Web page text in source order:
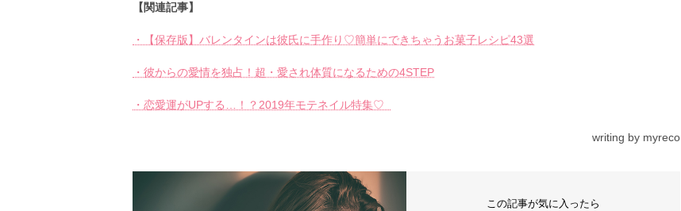
【関連記事】
・【保存版】バレンタインは彼氏に手作り♡簡単にできちゃうお菓子レシピ43選
・彼からの愛情を独占！超・愛され体質になるための4STEP
・恋愛運がUPする…！？2019年モテネイル特集♡
writing by myreco
この記事が気に入ったら